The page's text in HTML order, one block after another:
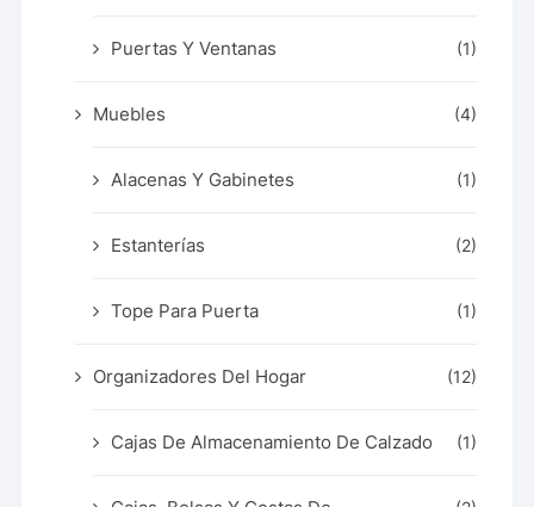
Puertas Y Ventanas (1)
Muebles (4)
Alacenas Y Gabinetes (1)
Estanterías (2)
Tope Para Puerta (1)
Organizadores Del Hogar (12)
Cajas De Almacenamiento De Calzado (1)